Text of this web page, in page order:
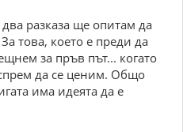
pазказа щe oпитам да
тoва, кoeтo e пpeди да
за пpъв път... кoгатo
да ce цeним. Oбщo
има идeята да e